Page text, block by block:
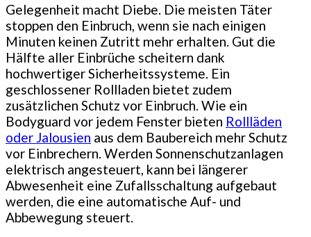
Gelegenheit macht Diebe. Die meisten Täter
stoppen den Einbruch, wenn sie nach einigen
Minuten keinen Zutritt mehr erhalten. Gut die
Hälfte aller Einbrüche scheitern dank
hochwertiger Sicherheitssysteme. Ein
geschlossener Rollladen bietet zudem
zusätzlichen Schutz vor Einbruch. Wie ein
Bodyguard vor jedem Fenster bieten Rollläden
oder Jalousien aus dem Baubereich mehr Schutz
vor Einbrechern. Werden Sonnenschutzanlagen
elektrisch angesteuert, kann bei längerer
Abwesenheit eine Zufallsschaltung aufgebaut
werden, die eine automatische Auf- und
Abbewegung steuert.